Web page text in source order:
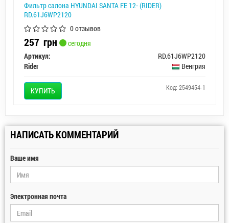
Фильтр салона HYUNDAI SANTA FE 12- (RIDER)
RD.61J6WP2120
0 отзывов
257 грн
сегодня
Артикул:
RD.61J6WP2120
Rider
Венгрия
КУПИТЬ Код: 2549454-1
НАПИСАТЬ КОММЕНТАРИЙ
Ваше имя
Электронная почта